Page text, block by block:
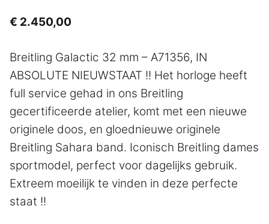
€ 2.450,00
Breitling Galactic 32 mm – A71356, IN
ABSOLUTE NIEUWSTAAT !! Het horloge heeft
full service gehad in ons Breitling
gecertificeerde atelier, komt met een nieuwe
originele doos, en gloednieuwe originele
Breitling Sahara band. Iconisch Breitling dames
sportmodel, perfect voor dagelijks gebruik.
Extreem moeilijk te vinden in deze perfecte
staat !!